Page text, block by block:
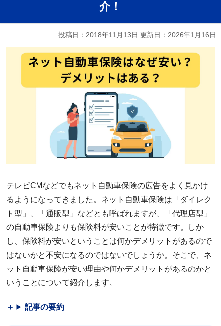
介！
投稿日：2018年11月13日 更新日： 2026年1月16日
テレビCMなどでもネット自動車保険の広告をよく見かけ
るようになってきました。ネット自動車保険は「ダイレク
ト型」、「通販型」などとも呼ばれますが、「代理店型」
の自動車保険よりも保険料が安いことが特徴です。しか
し、保険料が安いということは何かデメリットがあるので
はないかと不安になるのではないでしょうか。そこで、ネ
ット自動車保険が安い理由や何かデメリットがあるのかと
いうことについて紹介します。
記事の要約